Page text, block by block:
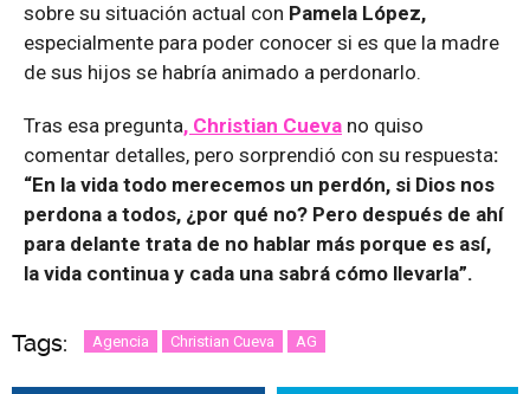
sobre su situación actual con Pamela López,
especialmente para poder conocer si es que la madre
de sus hijos se habría animado a perdonarlo.
Tras esa pregunta, Christian Cueva no quiso
comentar detalles, pero sorprendió con su respuesta:
“En la vida todo merecemos un perdón, si Dios nos
perdona a todos, ¿por qué no? Pero después de ahí
para delante trata de no hablar más porque es así,
la vida continua y cada una sabrá cómo llevarla”.
Tags: Agencia Christian Cueva AG